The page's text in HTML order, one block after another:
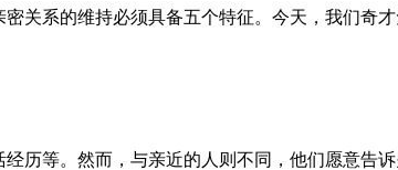
系的维持必须具备五个特征。今天，我们奇
等。然而，与亲近的人则不同，他们愿意告